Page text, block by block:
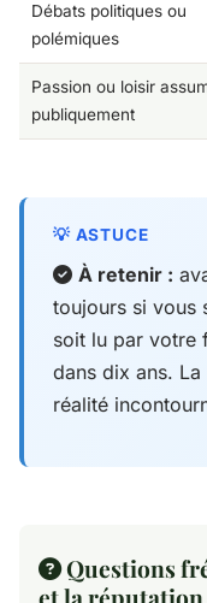
Débats politiques ou
polémiques
Passion ou loisir
publiquement
À retenir :
toujours si vous
soit lu par votre
dans dix ans.
réalité
Questions